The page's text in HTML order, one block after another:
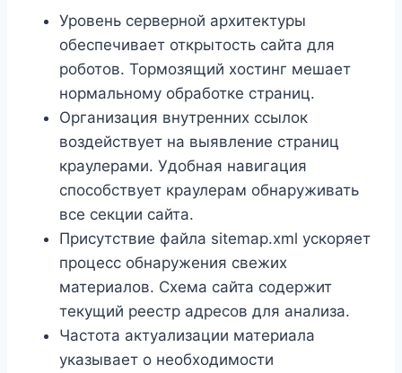
Уровень серверной архитектуры
обеспечивает открытость сайта для
роботов. Тормозящий хостинг мешает
нормальному обработке страниц.
Организация внутренних ссылок
воздействует на выявление страниц
краулерами. Удобная навигация
способствует краулерам обнаруживать
все секции сайта.
Присутствие файла sitemap.xml ускоряет
процесс обнаружения свежих
материалов. Схема сайта содержит
текущий реестр адресов для анализа.
Частота актуализации материала
указывает о необходимости